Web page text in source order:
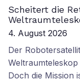
Scheitert die
4. August 2026
Der
Doch die Mission